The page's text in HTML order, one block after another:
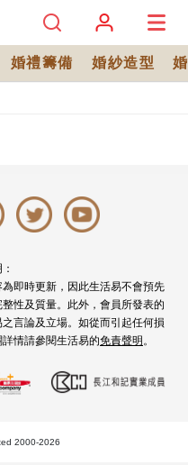
婚禮籌備 婚紗造型
即時更新，因此生活易不會預先
性及質量。此外，會員所發表的
言論及立場。如從而引起任何損
情請參閱生活易的免責聲明 。
2000-2026